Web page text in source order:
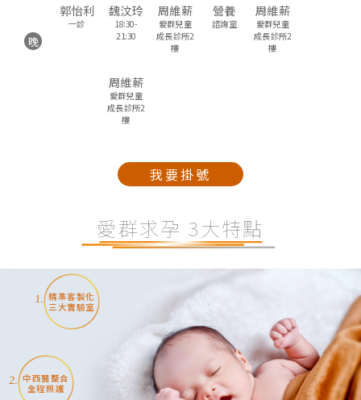
晚
郭怡利
一診
魏汶玲
18:30-
21:30
周維薪
愛群兒童
成長診所2
樓
營養
諮詢室
周維薪
愛群兒童
成長診所2
樓
周維薪
愛群兒童
成長診所2
樓
我要掛號
愛群求孕 3大特點
1. 精準客製化
三大實驗室
2. 中西醫整合
全程照護